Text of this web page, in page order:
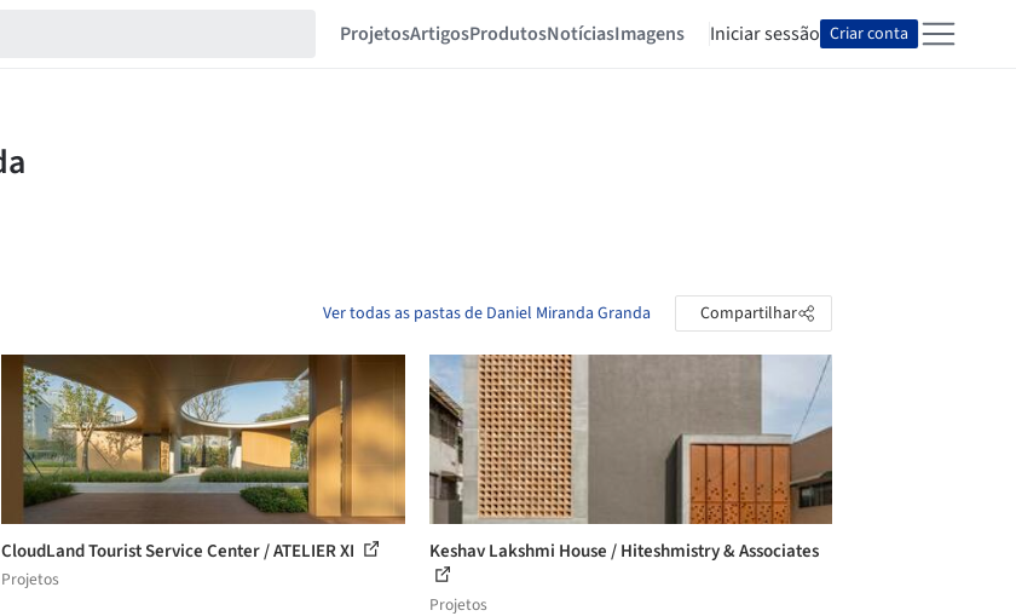
ProjetosArtigosProdutosNotíciasImagens Iniciar sessão Criar conta
Ver todas as pastas de Daniel Miranda Granda Compartilhar
CloudLand Tourist Service Center / ATELIER XI
Projetos
Keshav Lakshmi House / Hiteshmistry & Associates
Projetos